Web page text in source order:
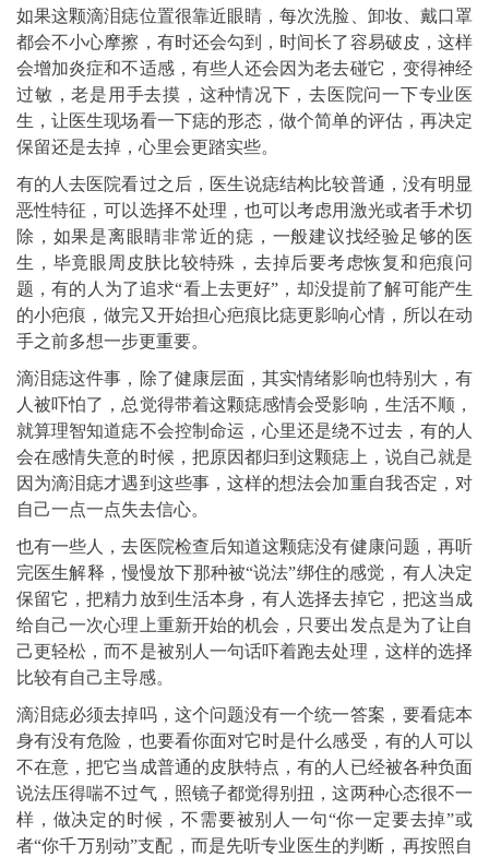
如果这颗滴泪痣位置很靠近眼睛，每次洗脸、卸妆、戴口罩
都会不小心摩擦，有时还会勾到，时间长了容易破皮，这样
会增加炎症和不适感，有些人还会因为老去碰它，变得神经
过敏，老是用手去摸，这种情况下，去医院问一下专业医
生，让医生现场看一下痣的形态，做个简单的评估，再决定
保留还是去掉，心里会更踏实些。
有的人去医院看过之后，医生说痣结构比较普通，没有明显
恶性特征，可以选择不处理，也可以考虑用激光或者手术切
除，如果是离眼睛非常近的痣，一般建议找经验足够的医
生，毕竟眼周皮肤比较特殊，去掉后要考虑恢复和疤痕问
题，有的人为了追求“看上去更好”，却没提前了解可能产生
的小疤痕，做完又开始担心疤痕比痣更影响心情，所以在动
手之前多想一步更重要。
滴泪痣这件事，除了健康层面，其实情绪影响也特别大，有
人被吓怕了，总觉得带着这颗痣感情会受影响，生活不顺，
就算理智知道痣不会控制命运，心里还是绕不过去，有的人
会在感情失意的时候，把原因都归到这颗痣上，说自己就是
因为滴泪痣才遇到这些事，这样的想法会加重自我否定，对
自己一点一点失去信心。
也有一些人，去医院检查后知道这颗痣没有健康问题，再听
完医生解释，慢慢放下那种被“说法”绑住的感觉，有人决定
保留它，把精力放到生活本身，有人选择去掉它，把这当成
给自己一次心理上重新开始的机会，只要出发点是为了让自
己更轻松，而不是被别人一句话吓着跑去处理，这样的选择
比较有自己主导感。
滴泪痣必须去掉吗，这个问题没有一个统一答案，要看痣本
身有没有危险，也要看你面对它时是什么感受，有的人可以
不在意，把它当成普通的皮肤特点，有的人已经被各种负面
说法压得喘不过气，照镜子都觉得别扭，这两种心态很不一
样，做决定的时候，不需要被别人一句“你一定要去掉”或
者“你千万别动”支配，而是先听专业医生的判断，再按照自